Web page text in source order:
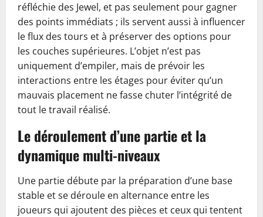
réfléchie des Jewel, et pas seulement pour gagner
des points immédiats ; ils servent aussi à influencer
le flux des tours et à préserver des options pour
les couches supérieures. L’objet n’est pas
uniquement d’empiler, mais de prévoir les
interactions entre les étages pour éviter qu’un
mauvais placement ne fasse chuter l’intégrité de
tout le travail réalisé.
Le déroulement d’une partie et la
dynamique multi-niveaux
Une partie débute par la préparation d’une base
stable et se déroule en alternance entre les
joueurs qui ajoutent des pièces et ceux qui tentent